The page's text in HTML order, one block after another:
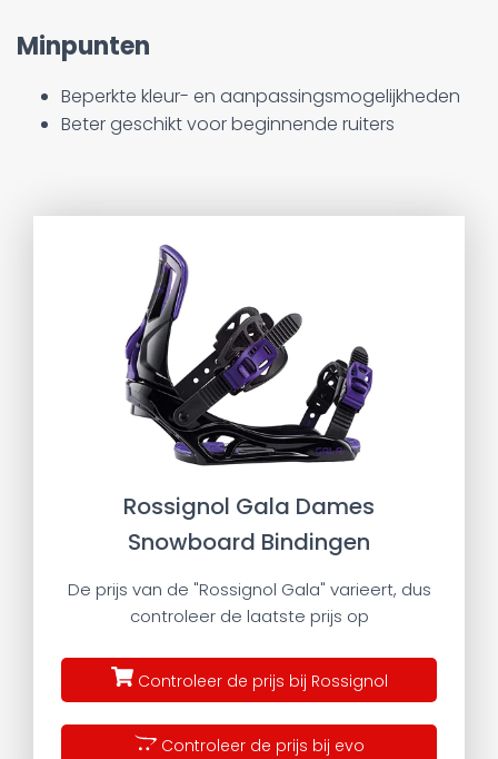
Minpunten
Beperkte kleur- en aanpassingsmogelijkheden
Beter geschikt voor beginnende ruiters
Rossignol Gala Dames
Snowboard Bindingen
De prijs van de "Rossignol Gala" varieert, dus
controleer de laatste prijs op
Controleer de prijs bij Rossignol
Controleer de prijs bij evo